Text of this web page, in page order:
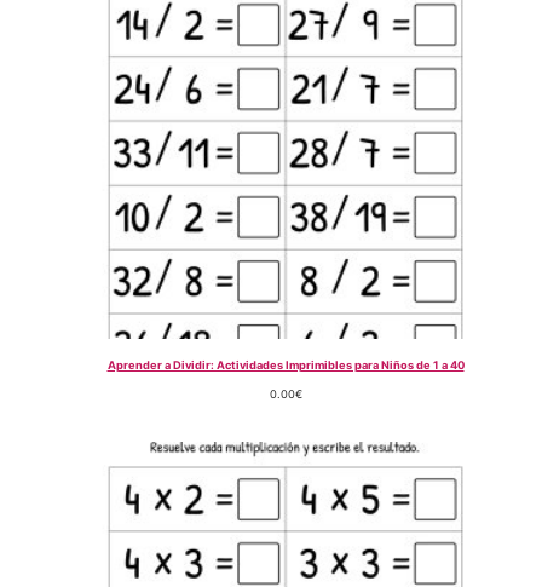
Aprender a Dividir: Actividades Imprimibles para Niños de 1 a 40
0.00€